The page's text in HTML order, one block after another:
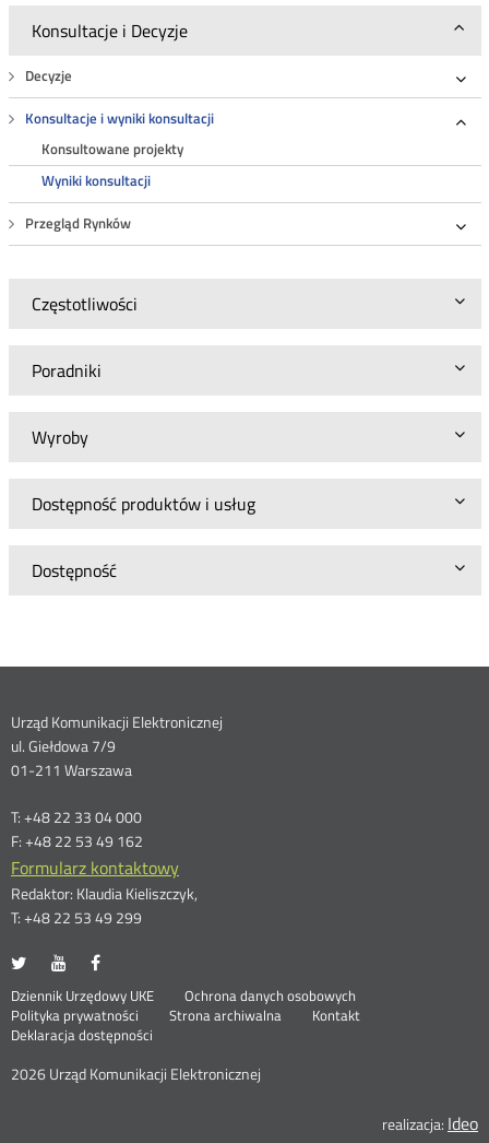
Konsultacje i Decyzje
Decyzje
Konsultacje i wyniki konsultacji
Konsultowane projekty
Wyniki konsultacji
Przegląd Rynków
Częstotliwości
Poradniki
Wyroby
Dostępność produktów i usług
Dostępność
Dane
kontaktowe
Urząd Komunikacji Elektronicznej
ul. Giełdowa 7/9
01-211 Warszawa
T: +48 22 33 04 000
F: +48 22 53 49 162
Formularz kontaktowy
Redaktor: Klaudia Kieliszczyk,
T: +48 22 53 49 299
UKE
portalu
Twitter
Otwórz
nowym
oknie
UKE
portalu
Youtube
Otwórz
nowym
oknie
portalu
Facebook
nowym
oknie
Stopka
menu
Dziennik Urzędowy UKE Otwórz
Ochrona danych osobowych
Polityka prywatności
Otwórz
w
oknie
Strona archiwalna
Kontakt
Deklaracja dostępności
2026 Urząd Komunikacji Elektronicznej
realizacja: Ideo